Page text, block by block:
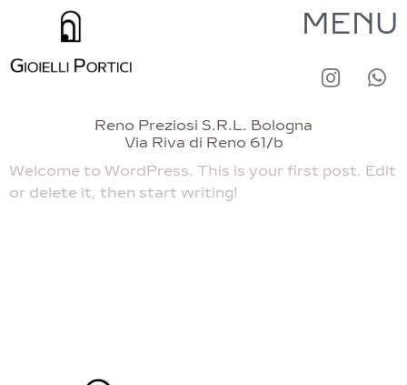
MENU
Reno Preziosi S.R.L. Bologna
Via Riva di Reno 61/b
Welcome to WordPress. This is your first post. Edit
or delete it, then start writing!